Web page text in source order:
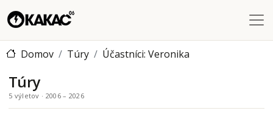
Domov Túry Účastníci: Veronika
Túry
5 výletov · 2006 – 2026
BRANISKO A BACHUREŇ VOLOVSKÉ VRCHY